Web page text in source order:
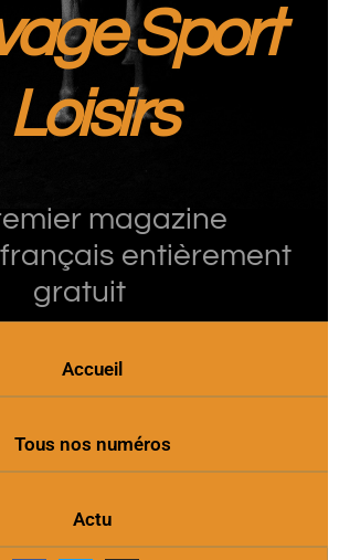
Sport
Loisirs
magazine
entièrement
gratuit
Accueil
Tous nos numéros
Actu